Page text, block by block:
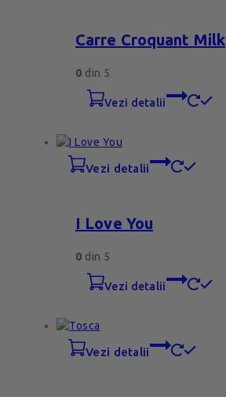
Carre Croquant Milk
0 din 5
vezi detalii
vezi detalii
I Love You
0 din 5
vezi detalii
vezi detalii